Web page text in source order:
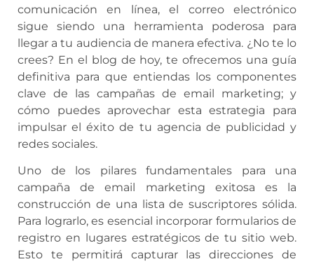
comunicación en línea, el correo electrónico
sigue siendo una herramienta poderosa para
llegar a tu audiencia de manera efectiva. ¿No te lo
crees? En el blog de hoy, te ofrecemos una guía
definitiva para que entiendas los componentes
clave de las campañas de email marketing; y
cómo puedes aprovechar esta estrategia para
impulsar el éxito de tu agencia de publicidad y
redes sociales.
Uno de los pilares fundamentales para una
campaña de email marketing exitosa es la
construcción de una lista de suscriptores sólida.
Para lograrlo, es esencial incorporar formularios de
registro en lugares estratégicos de tu sitio web.
Esto te permitirá capturar las direcciones de